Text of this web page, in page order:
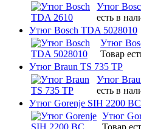
Утюг
есть в
Утюг Bosch TDA 5028010
Утюг
Товар
Утюг Braun TS 735 TP
Утюг
есть в
Утюг Gorenje SIH 2200 BC
Утюг
Товар